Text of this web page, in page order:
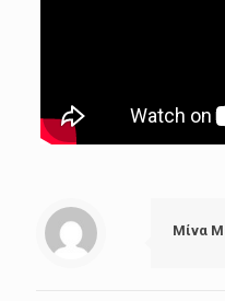
Μίνα